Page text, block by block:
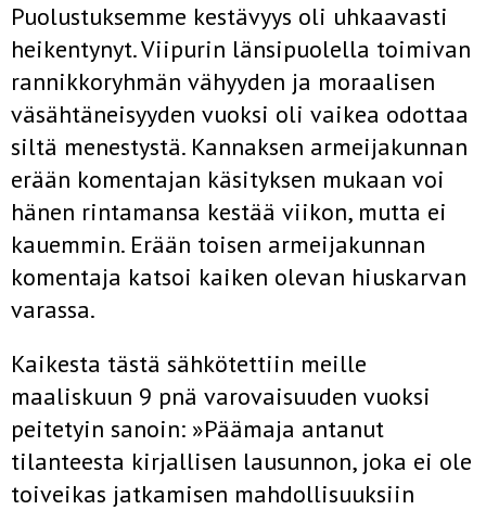
Puolustuksemme kestävyys oli uhkaavasti
heikentynyt. Viipurin länsipuolella toimivan
rannikkoryhmän vähyyden ja moraalisen
väsähtäneisyyden vuoksi oli vaikea odottaa
siltä menes­tystä. Kannaksen armeijakunnan
erään komentajan käsityksen mukaan voi
hänen rintamansa kestää viikon, mutta ei
kauemmin. Erään toisen armeijakunnan
komentaja katsoi kaiken olevan hiuskarvan
varassa.
Kaikesta tästä sähkötettiin meille
maaliskuun 9 pnä varovaisuuden vuoksi
peitetyin sanoin: »Päämaja antanut
tilanteesta kirjallisen lausunnon, joka ei ole
toiveikas jatkamisen mahdollisuuksiin